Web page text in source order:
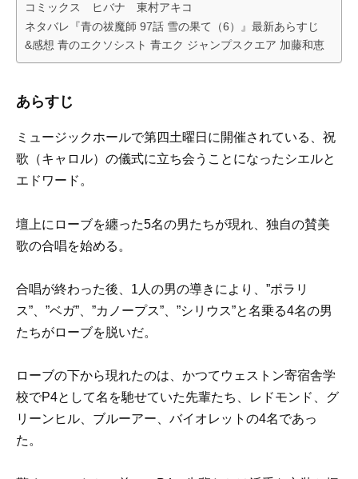
コミックス ヒバナ 東村アキコ
ネタバレ『青の祓魔師 97話 雪の果て（6）』最新あらすじ
&感想 青のエクソシスト 青エク ジャンプスクエア 加藤和恵
あらすじ
ミュージックホールで第四土曜日に開催されている、祝
歌（キャロル）の儀式に立ち会うことになったシエルと
エドワード。
壇上にローブを纏った5名の男たちが現れ、独自の賛美
歌の合唱を始める。
合唱が終わった後、1人の男の導きにより、”ポラリ
ス”、”ベガ”、”カノープス”、”シリウス”と名乗る4名の男
たちがローブを脱いだ。
ローブの下から現れたのは、かつてウェストン寄宿舎学
校でP4として名を馳せていた先輩たち、レドモンド、グ
リーンヒル、ブルーアー、バイオレットの4名であっ
た。